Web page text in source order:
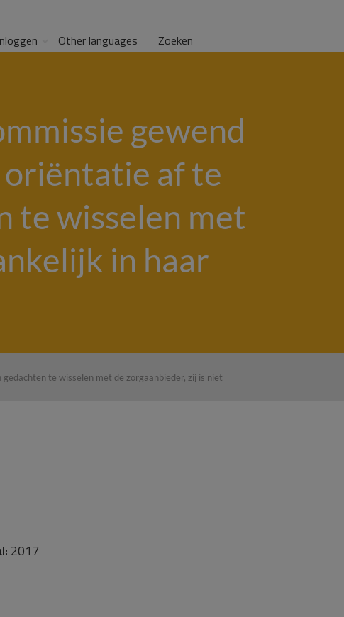
Other languages Zoeken
gewend
oriëntatie af te
te wisselen met
in haar
te wisselen met de zorgaanbieder, zij is niet
2017